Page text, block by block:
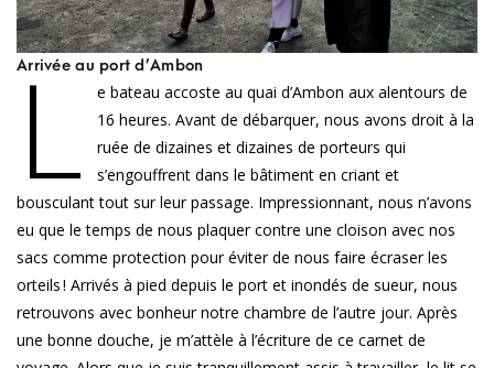
Arrivée au port d’Ambon
L
e bateau accoste au quai d’Ambon aux alentours de
16 heures. Avant de débarquer, nous avons droit à la
ruée de dizaines et dizaines de porteurs qui
s’engouffrent dans le bâtiment en criant et
bousculant tout sur leur passage. Impressionnant, nous n’avons
eu que le temps de nous plaquer contre une cloison avec nos
sacs comme protection pour éviter de nous faire écraser les
orteils ! Arrivés à pied depuis le port et inondés de sueur, nous
retrouvons avec bonheur notre chambre de l’autre jour. Après
une bonne douche, je m’attèle à l’écriture de ce carnet de